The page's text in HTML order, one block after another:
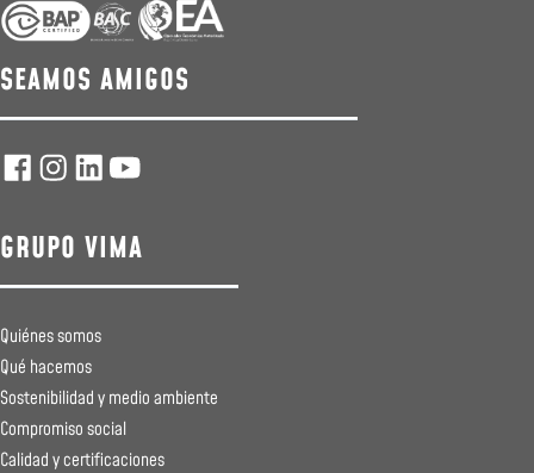
SEAMOS AMIGOS
GRUPO VIMA
Quiénes somos
Qué hacemos
Sostenibilidad y medio ambiente
Compromiso social
Calidad y certificaciones